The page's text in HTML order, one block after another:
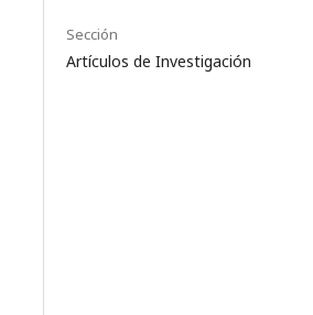
Sección
Artículos de Investigación